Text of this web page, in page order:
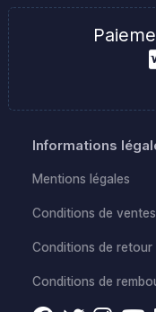
Informations
Mentions légales
Conditions de ventes
Conditions de retour
Conditions de